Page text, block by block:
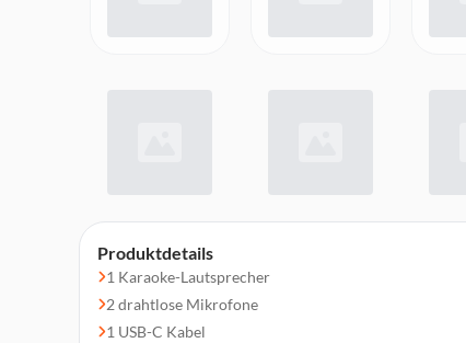
Produktdetails
1 Karaoke-Lautsprecher
2 drahtlose Mikrofone
1 USB-C Kabel